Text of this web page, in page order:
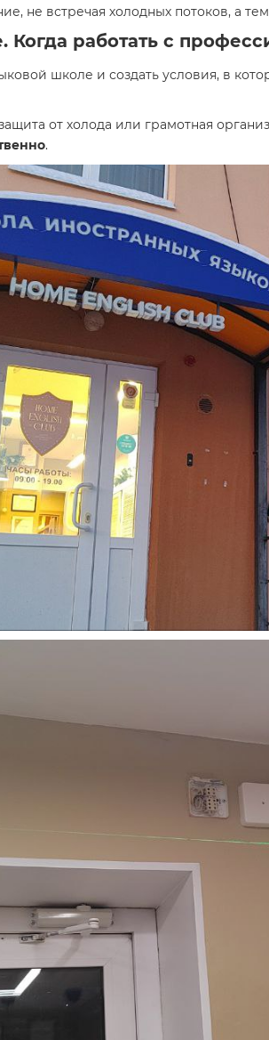
не встречая холодных потоков, а
Когда работать с
школе и создать условия, в
от холода или грамотная
.